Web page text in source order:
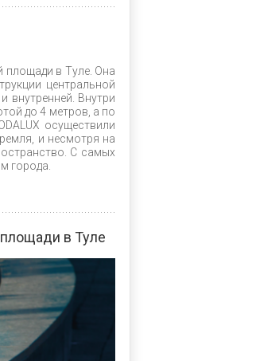
площади в Туле. Она
центральной
внутренней. Внутри
до 4 метров, а по
осуществили
и несмотря на
С самых
города.
в Туле